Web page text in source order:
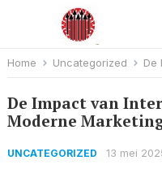
Home Uncategorized De
De Impact van
Moderne
UNCATEGORIZED 13 mei